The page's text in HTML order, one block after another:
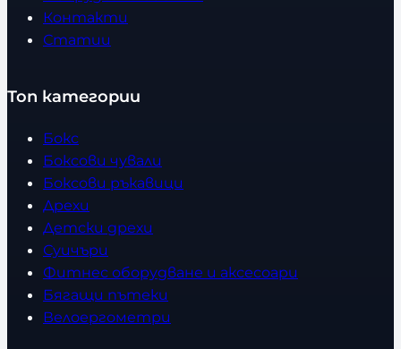
Контакти
Статии
Топ категории
Бокс
Боксови чували
Боксови ръкавици
Дрехи
Детски дрехи
Суичъри
Фитнес оборудване и аксесоари
Бягащи пътеки
Велоергометри